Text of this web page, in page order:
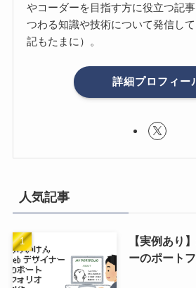
やコーダーを目指す方に役立つ記
つわる知識や技術について発信し
記もたまに）。
詳細プロフィー
人気記事
【実例あり
ーのポート